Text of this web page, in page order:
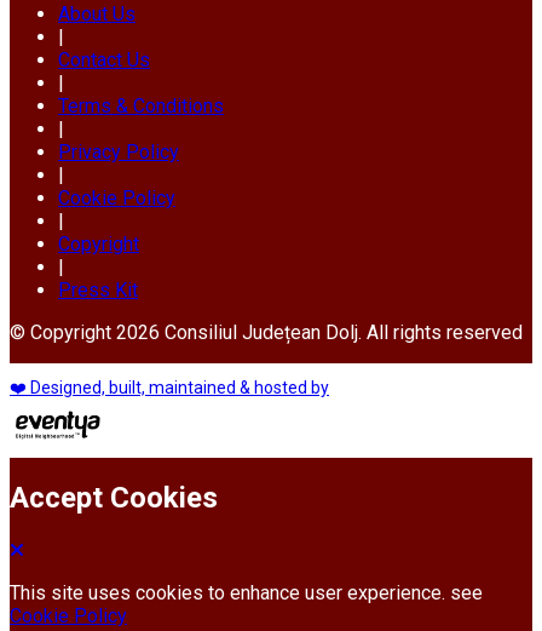
About Us
|
Contact Us
|
Terms & Conditions
|
Privacy Policy
|
Cookie Policy
|
Copyright
|
Press Kit
© Copyright 2026 Consiliul Județean Dolj. All rights reserved
❤️ Designed, built, maintained & hosted by
Accept Cookies
This site uses cookies to enhance user experience. see
Cookie Policy